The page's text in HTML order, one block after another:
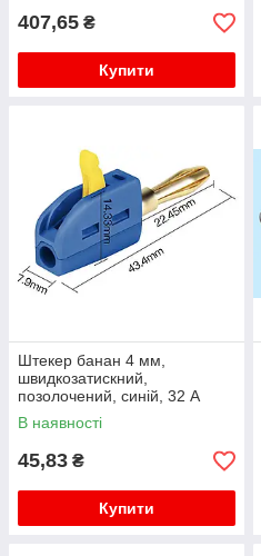
407,65 ₴
Купити
Штекер банан 4 мм,
швидкозатискний,
позолочений, синій, 32 А
В наявності
45,83 ₴
Купити